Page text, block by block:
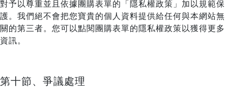
對予以尊重並且依據團購表單的「隱私權政策」加以規範保
護。我們絕不會把您寶貴的個人資料提供給任何與本網站無
關的第三者。您可以點閱團購表單的隱私權政策以獲得更多
資訊。
第十節、爭議處理